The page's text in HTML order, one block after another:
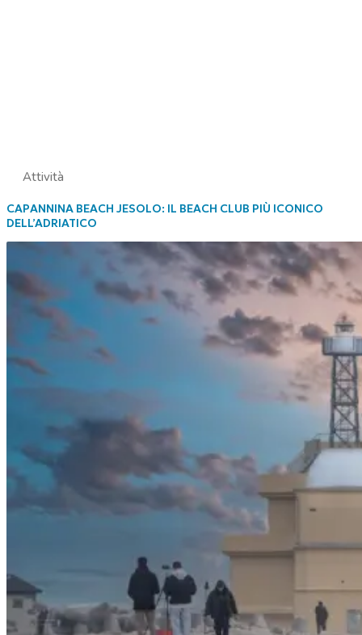
Attività
CAPANNINA BEACH JESOLO: IL BEACH CLUB PIÙ ICONICO
DELL’ADRIATICO